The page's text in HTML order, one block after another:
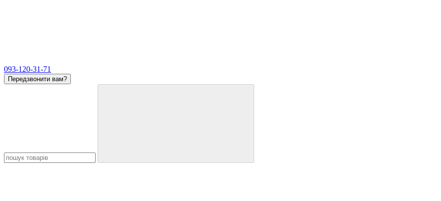
093-120-31-71
Передзвонити вам?